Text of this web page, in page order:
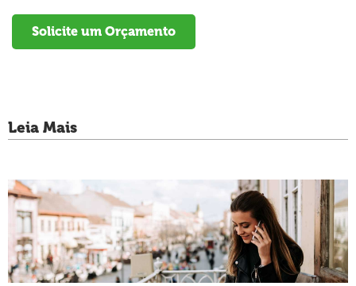
Solicite um Orçamento
Leia Mais